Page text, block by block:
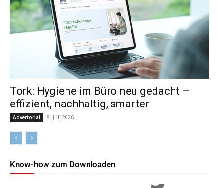
Tork: Hygiene im Büro neu gedacht –
effizient, nachhaltig, smarter
Advertorial 8. Juli 2026
Know-how zum Downloaden
Downloads